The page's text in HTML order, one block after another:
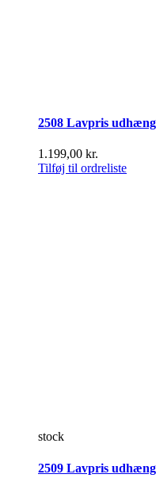
2508 Lavpris
1.199,00 kr.
Tilføj til ordreliste
stock
2509 Lavpris